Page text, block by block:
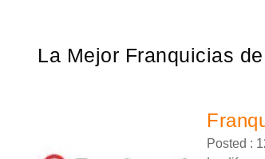
La Mejor Franquicias
Posted :